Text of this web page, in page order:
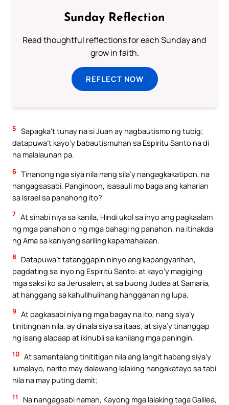
Sunday Reflection
Read thoughtful reflections for each Sunday and
grow in faith.
REFLECT NOW
5 Sapagka’t tunay na si Juan ay nagbautismo ng tubig;
datapuwa’t kayo’y babautismuhan sa Espiritu Santo na di
na malalaunan pa.
6 Tinanong nga siya nila nang sila’y nangagkakatipon, na
nangagsasabi, Panginoon, isasauli mo baga ang kaharian
sa Israel sa panahong ito?
7 At sinabi niya sa kanila, Hindi ukol sa inyo ang pagkaalam
ng mga panahon o ng mga bahagi ng panahon, na itinakda
ng Ama sa kaniyang sariling kapamahalaan.
8
Datapuwa’t tatanggapin ninyo ang kapangyarihan,
pagdating sa inyo ng Espiritu Santo: at kayo’y magiging
mga saksi ko sa Jerusalem, at sa buong Judea at Samaria,
at hanggang sa kahulihulihang hangganan ng lupa.
9 At pagkasabi niya ng mga bagay na ito, nang siya’y
tinitingnan nila, ay dinala siya sa itaas; at siya’y tinanggap
ng isang alapaap at ikinubli sa kanilang mga paningin.
10 At samantalang tinititigan nila ang langit habang siya’y
lumalayo, narito may dalawang lalaking nangakatayo sa tabi
nila na may puting damit;
11
Na nangagsabi naman, Kayong mga lalaking taga Galilea,